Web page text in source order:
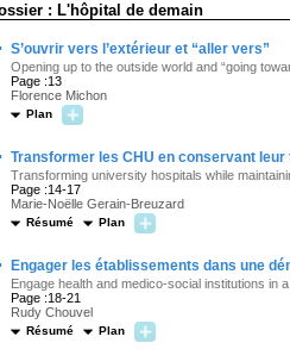
: L'hôpital de demain
S’ouvrir vers l’extérieur et “aller vers”
Opening up to the outside world and “going
Page :13
Florence Michon
Plan
Transformer les CHU en conservant
Transforming university hospitals while
Page :14-17
Marie-Noëlle Gerain-Breuzard
Résumé Plan
Engager les établissements dans une
Engage health and medico-social institutions in
Page :18-21
Rudy Chouvel
Résumé Plan